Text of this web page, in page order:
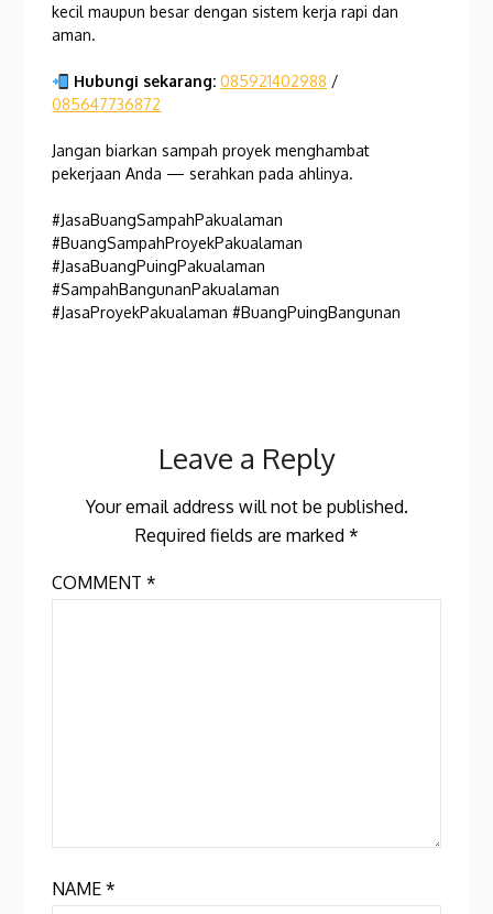
kecil maupun besar dengan sistem kerja rapi dan
aman.
Hubungi sekarang: 085921402988 /
085647736872
Jangan biarkan sampah proyek menghambat
pekerjaan Anda — serahkan pada ahlinya.
#JasaBuangSampahPakualaman
#BuangSampahProyekPakualaman
#JasaBuangPuingPakualaman
#SampahBangunanPakualaman
#JasaProyekPakualaman #BuangPuingBangunan
Leave a Reply
Your email address will not be published.
Required fields are marked *
COMMENT*
NAME*